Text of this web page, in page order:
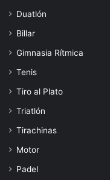
Duatlón
Billar
Gimnasia Rítmica
Tenis
Tiro al Plato
Triatlón
Tirachinas
Motor
Padel